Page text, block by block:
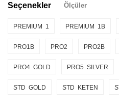
Seçenekler Ölçüler
PREMIUM 1 PREMIUM 1B
PRO1B PRO2 PRO2B
PRO4 GOLD PRO5 SILVER
STD GOLD STD KETEN